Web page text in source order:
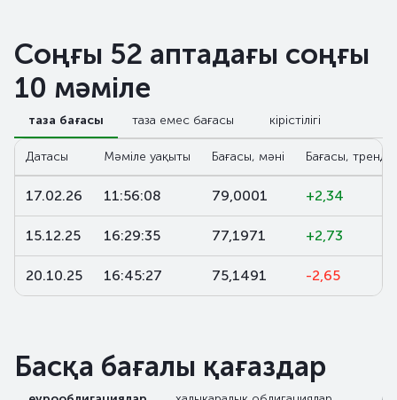
Соңғы 52 аптадағы соңғы
10 мәміле
таза бағасы таза емес бағасы кірістілігі
Датасы Мәміле уақыты Бағасы, мәні Бағасы, тренд,
17.02.26 11:56:08 79,0001 +2,34
15.12.25 16:29:35 77,1971 +2,73
20.10.25 16:45:27 75,1491 -2,65
Басқа бағалы қағаздар